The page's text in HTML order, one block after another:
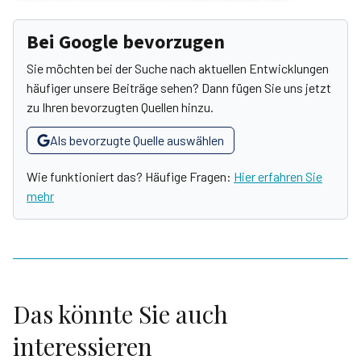
Bei Google bevorzugen
Sie möchten bei der Suche nach aktuellen Entwicklungen
häufiger unsere Beiträge sehen? Dann fügen Sie uns jetzt
zu Ihren bevorzugten Quellen hinzu.
Als bevorzugte Quelle auswählen
Wie funktioniert das? Häufige Fragen: Hier erfahren Sie
mehr
Das könnte Sie auch
interessieren